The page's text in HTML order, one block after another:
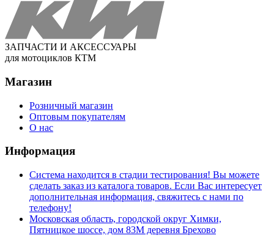
ЗАПЧАСТИ И АКСЕССУАРЫ
для мотоциклов КТМ
Магазин
Розничный магазин
Оптовым покупателям
О нас
Информация
Система находится в стадии тестирования! Вы можете
сделать заказ из каталога товаров. Если Вас интересует
дополнительная информация, свяжитесь с нами по
телефону!
Московская область, городской округ Химки,
Пятницкое шоссе, дом 83М деревня Брехово